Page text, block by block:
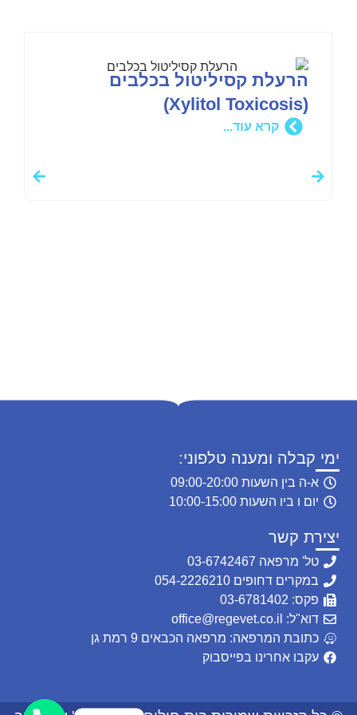
הרעלת קסיליטול בכלבים
(Xylitol Toxicosis)
קרא עוד...
יצירת קשר
טל' מרפאה 03-6742467
במקרים דחופים 054-2226210
פקס: 03-6781402
דוא"ל: office@regevet.co.il
כתובת המרפאה: מרפאה הכבאים 9 רמת גן
עקבו אחרינו בפייסבוק
ימי קבלה ומענה טלפוני:
א-ה בין השעות 09:00-20:00
יום ו ביו השעות 10:00-15:00